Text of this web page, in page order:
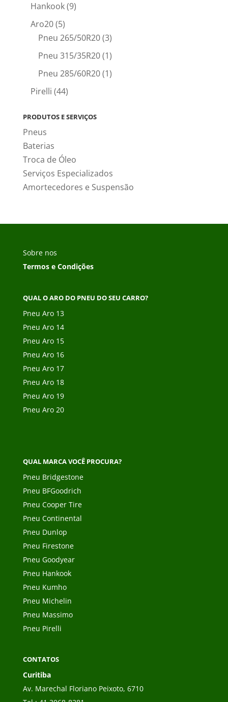
Hankook(9)
Aro20(5)
Pneu 265/50R20(3)
Pneu 315/35R20(1)
Pneu 285/60R20(1)
Pirelli (44)
PRODUTOS E SERVIÇOS
Pneus
Baterias
Troca de Óleo
Serviços Especializados
Amortecedores e Suspensão
Sobre nos
Termos e Condições
QUAL O ARO DO PNEU DO SEU CARRO?
Pneu Aro 13
Pneu Aro 14
Pneu Aro 15
Pneu Aro 16
Pneu Aro 17
Pneu Aro 18
Pneu Aro 19
Pneu Aro 20
QUAL MARCA VOCÊ PROCURA?
Pneu Bridgestone
Pneu BFGoodrich
Pneu Cooper Tire
Pneu Continental
Pneu Dunlop
Pneu Firestone
Pneu Goodyear
Pneu Hankook
Pneu Kumho
Pneu Michelin
Pneu Massimo
Pneu Pirelli
CONTATOS
Curitiba
Av. Marechal Floriano Peixoto, 6710